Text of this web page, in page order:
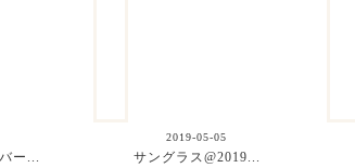
ー...
2019-05-05
サングラス@2019...